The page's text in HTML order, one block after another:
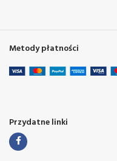
Metody płatności
Przydatne linki